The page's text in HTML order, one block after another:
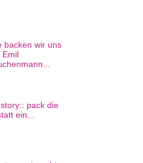
backen wir uns
Emil
pack die
ein...